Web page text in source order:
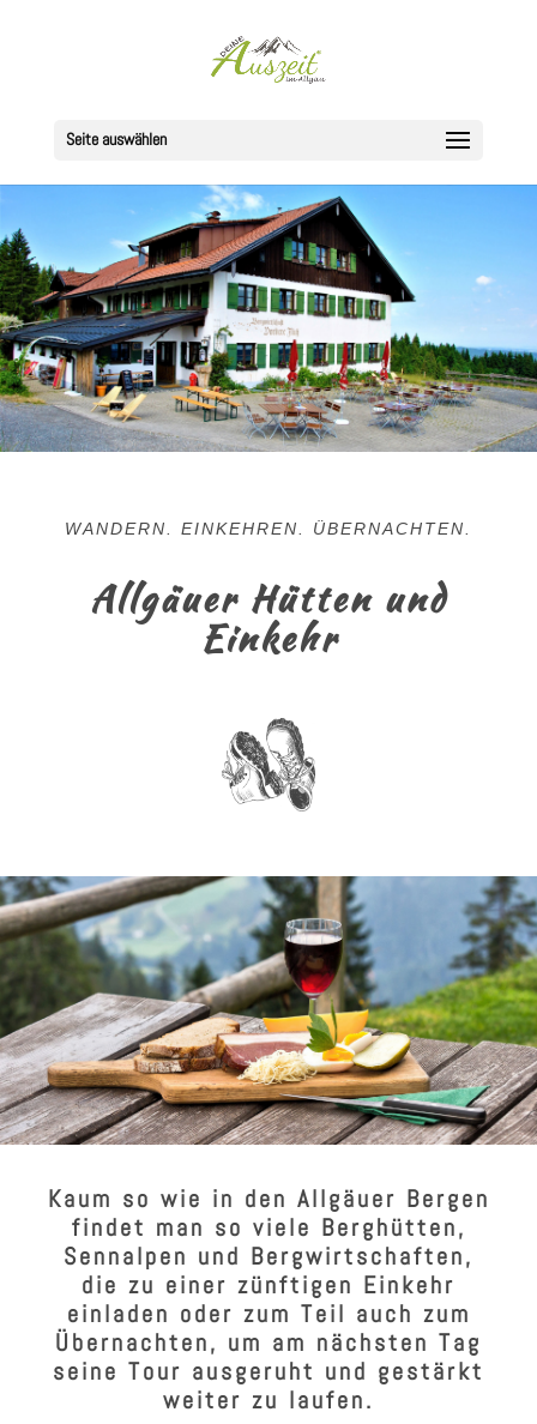
Seite auswählen
WANDERN. EINKEHREN. ÜBERNACHTEN.
Allgäuer Hütten und
Einkehr
Kaum so wie in den Allgäuer Bergen
findet man so viele Berghütten,
Sennalpen und Bergwirtschaften,
die zu einer zünftigen Einkehr
einladen oder zum Teil auch zum
Übernachten, um am nächsten Tag
seine Tour ausgeruht und gestärkt
weiter zu laufen.